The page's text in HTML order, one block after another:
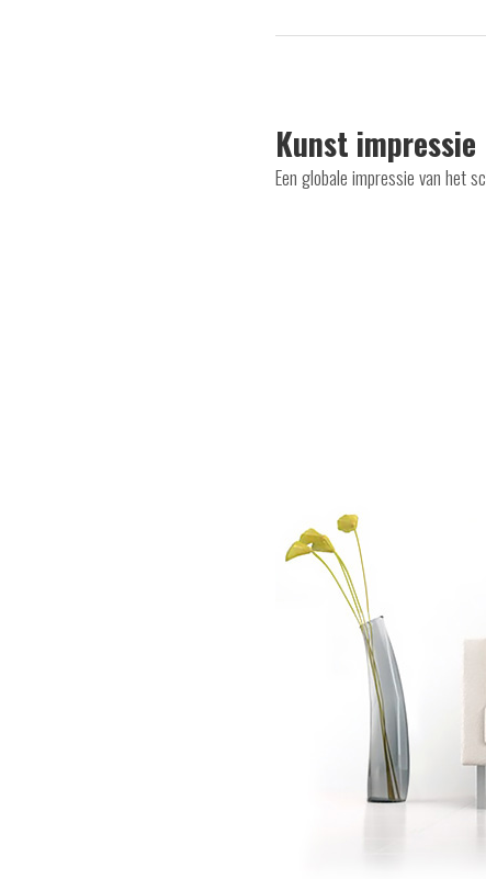
Kunst impressie
Een globale impressie van het